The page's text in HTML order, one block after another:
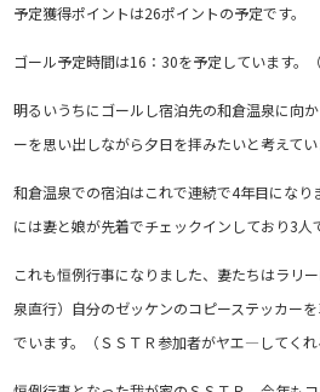
予定獲得ポイントは26ポイントの予定です。
ゴール予定時間は16：30を予定しています。
明るいうちにゴールし宿泊先の和倉温泉に向
ーを思い出しながら夕日を拝みたいと考えてい
和倉温泉での宿泊はこれで連続で4年目になり
には妻と娘が先着でチェックインしており3人
これも恒例行事になりました、妻たちはラリ
泉直行）自分のゼッケンのコピーステッカー
でいます。（ＳＳＴＲ参加者がヤエ―してくれ